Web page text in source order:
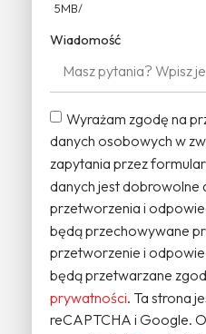
5MB/
Wiadomość
Wyrażam zgodę na
danych osobowych w
zapytania przez
danych jest dobrowolne
przetworzenia i
będą przechowywane
przetworzenie i
będą przetwarzane
prywatności. Ta strona
reCAPTCHA i Google.